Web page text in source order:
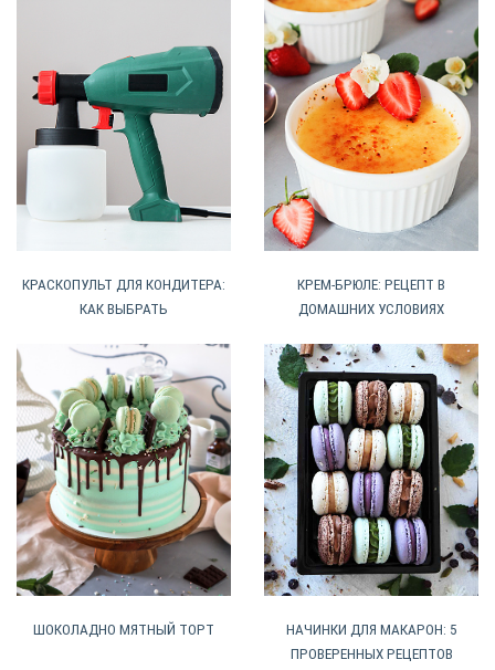
КРАСКОПУЛЬТ ДЛЯ КОНДИТЕРА:
КАК ВЫБРАТЬ
КРЕМ-БРЮЛЕ: РЕЦЕПТ В
ДОМАШНИХ УСЛОВИЯХ
ШОКОЛАДНО МЯТНЫЙ ТОРТ
НАЧИНКИ ДЛЯ МАКАРОН: 5
ПРОВЕРЕННЫХ РЕЦЕПТОВ